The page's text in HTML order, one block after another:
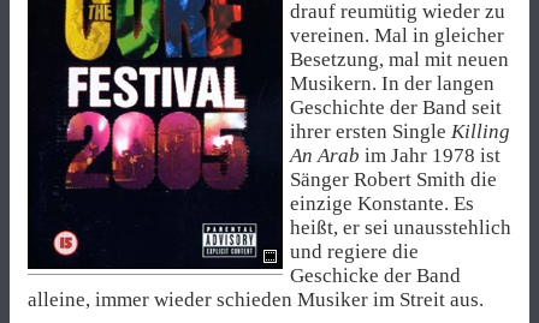
drauf reumütig wieder zu
vereinen. Mal in gleicher
Besetzung, mal mit neuen
Musikern. In der langen
Geschichte der Band seit
ihrer ersten Single Killing
An Arab im Jahr 1978 ist
Sänger Robert Smith die
einzige Konstante. Es
heißt, er sei unausstehlich
und regiere die
Geschicke der Band
alleine, immer wieder schieden Musiker im Streit aus.